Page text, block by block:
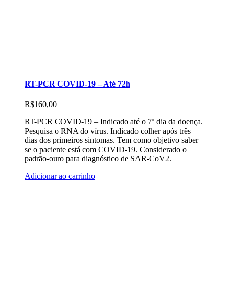
RT-PCR COVID-19 – Até 72h
R$160,00
RT-PCR COVID-19 – Indicado até o 7º dia da doença.
Pesquisa o RNA do vírus. Indicado colher após três
dias dos primeiros sintomas. Tem como objetivo saber
se o paciente está com COVID-19. Considerado o
padrão-ouro para diagnóstico de SAR-CoV2.
Adicionar ao carrinho